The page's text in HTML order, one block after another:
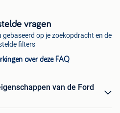
vragen
op je zoekopdracht en de
filters
over deze FAQ
van de Ford